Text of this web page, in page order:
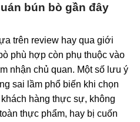
bún bò gần đây
trên review hay qua giới
phù hợp còn phụ thuộc vào
nhận chủ quan. Một số lưu ý
sai lầm phổ biến khi chọn
hàng thực sự, không
thực phẩm, hay bị cuốn